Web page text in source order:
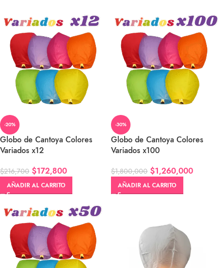
-20%
Globo de Cantoya Colores
Variados x12
$216,700 $172,800
AÑADIR AL CARRITO
-30%
Globo de Cantoya Colores
Variados x100
$1,800,000 $1,260,000
AÑADIR AL CARRITO